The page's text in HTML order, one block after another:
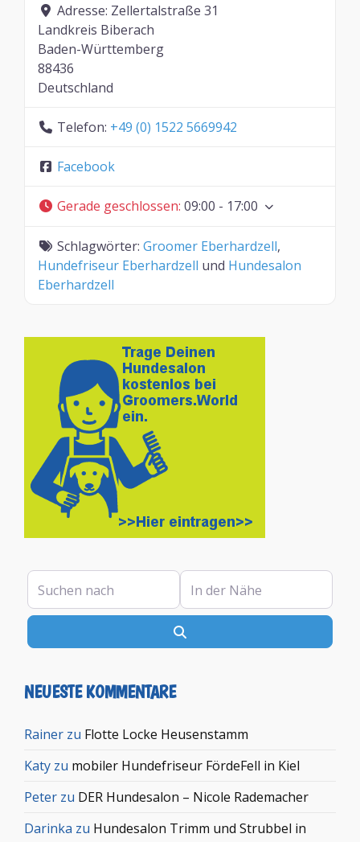
Adresse: Zellertalstraße 31
Landkreis Biberach
Baden-Württemberg
88436
Deutschland
Telefon: +49 (0) 1522 5669942
Facebook
Gerade geschlossen: 09:00 - 17:00
Schlagwörter: Groomer Eberhardzell,
Hundefriseur Eberhardzell und Hundesalon
Eberhardzell
Suchen nach In der Nähe
NEUESTE KOMMENTARE
Rainer zu Flotte Locke Heusenstamm
Katy zu mobiler Hundefriseur FördeFell in Kiel
Peter zu DER Hundesalon – Nicole Rademacher
Darinka zu Hundesalon Trimm und Strubbel in